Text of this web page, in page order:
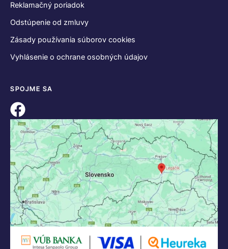
Reklamačný poriadok
Odstúpenie od zmluvy
Zásady používania súborov cookies
Vyhlásenie o ochrane osobných údajov
SPOJME SA